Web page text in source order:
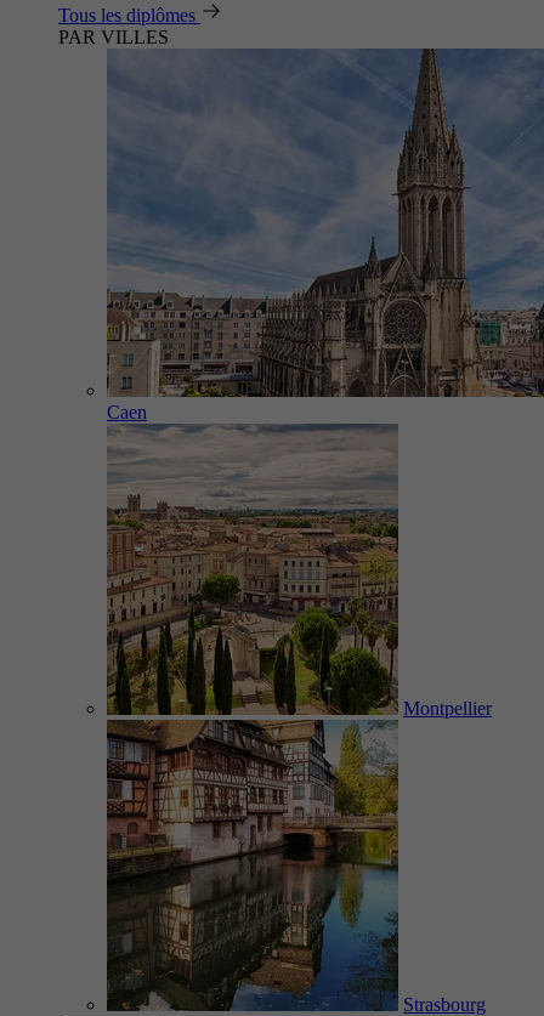
Tous les diplômes
PAR VILLES
Caen
Montpellier
Strasbourg